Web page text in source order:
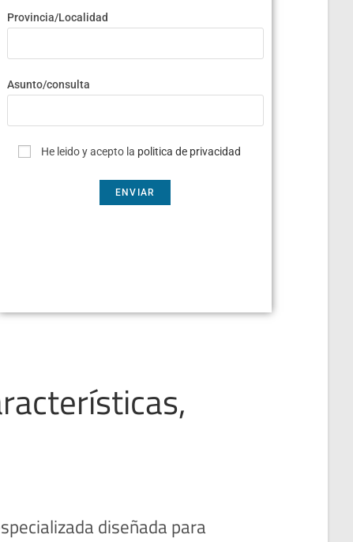
Provincia/Localidad
Asunto/consulta
He leido y acepto la politica de privacidad
diseñada para